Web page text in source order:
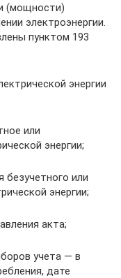
(мощности)
электроэнергии.
пунктом 193
энергии
или
энергии;
или
энергии;
акта;
учета — в
дате